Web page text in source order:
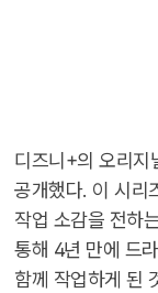
디즈니+의 오리지
공개했다. 이 시리
작업 소감을 전하
통해 4년 만에 드
함께 작업하게 된